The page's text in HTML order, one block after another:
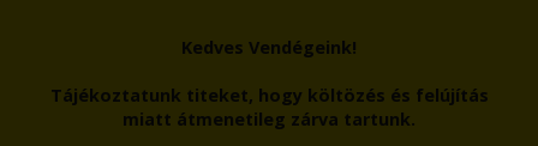
Kedves Vendégeink!
Tájékoztatunk titeket, hogy költözés és felújítás
miatt átmenetileg zárva tartunk.